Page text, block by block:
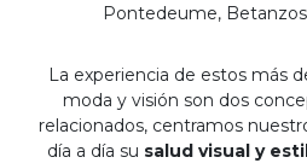
Pontedeume,
La experiencia de estos más
moda y visión son dos
relacionados, centramos
día a día su salud visual y